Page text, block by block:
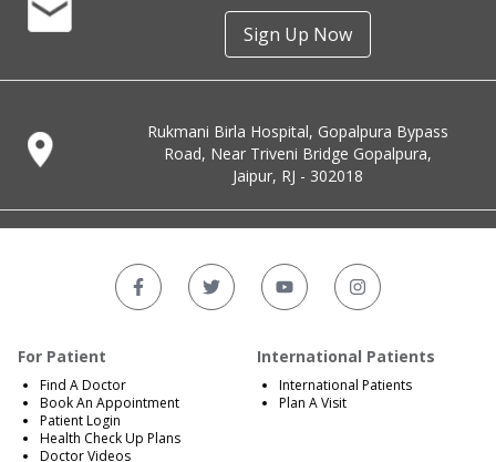
Sign Up Now
Rukmani Birla Hospital, Gopalpura Bypass
Road, Near Triveni Bridge Gopalpura,
Jaipur, RJ - 302018
For Patient
Find A Doctor
Book An Appointment
Patient Login
Health Check Up Plans
Doctor Videos
International Patients
International Patients
Plan A Visit